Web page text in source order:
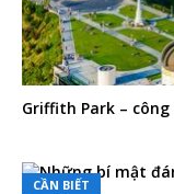
Griffith Park –
CẦN BIẾT